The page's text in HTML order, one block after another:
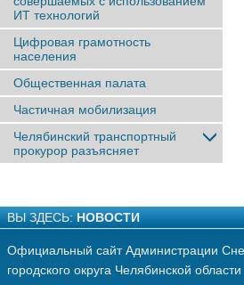
ИТ технологий
Цифровая грамотность
населения
Общественная палата
Частичная мобилизация
Челябинский транспортный
прокурор разъясняет
ВЫ ЗДЕСЬ: НОВОСТИ
Официальный сайт Администрации
городского округа Челябинской области